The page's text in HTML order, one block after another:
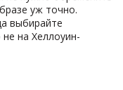
уж точно.
выбирайте
на Хеллоуин-